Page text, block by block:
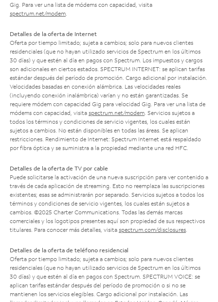
Gig. Para ver una lista de módems con capacidad, visita
spectrum.net/modem
Detalles de la oferta de Internet
Oferta por tiempo limitado; sujeta a cambios; solo para nuevos clientes
residenciales (que no hayan utilizado servicios de Spectrum en los últimos
30 días) y que estén al día en pagos con Spectrum. Los impuestos y cargos
son adicionales en ciertos estados. SPECTRUM INTERNET: se aplican tarifas
estándar después del período de promoción. Cargo adicional por instalación.
Velocidades basadas en conexión alámbrica. Las velocidades reales
(incluyendo conexión inalámbrica) varían y no están garantizadas. Se
requiere módem con capacidad Gig para velocidad Gig. Para ver una lista de
módems con capacidad, visita spectrum.net/modem . Servicios sujetos a
todos los términos y condiciones de servicio vigentes, los cuales están
sujetos a cambios. No están disponibles en todas las áreas. Se aplican
restricciones. Rendimiento de Internet: Spectrum Internet está respaldado
por fibra óptica y se suministra a la propiedad mediante una red HFC.
Detalles de la oferta de TV por cable
Puede solicitarse la activación de una nueva suscripción para ver contenido a
través de cada aplicación de streaming. Esto no reemplaza las suscripciones
existentes; esas se administrarán por separado. Servicios sujetos a todos los
términos y condiciones de servicio vigentes, los cuales están sujetos a
cambios. ©2025 Charter Communications. Todas las demás marcas
comerciales y los logotipos presentes aquí son propiedad de sus respectivos
titulares. Para conocer más detalles, visita spectrum.com/disclosures
Detalles de la oferta de teléfono residencial
Oferta por tiempo limitado; sujeta a cambios; solo para nuevos clientes
residenciales (que no hayan utilizado servicios de Spectrum en los últimos
30 días) y que estén al día en pagos con Spectrum. SPECTRUM VOICE: se
aplican tarifas estándar después del período de promoción o si no se
mantienen los servicios elegibles. Cargo adicional por instalación. Las